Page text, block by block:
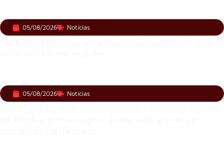
05/08/2026 Notícias
05/08/2026 Notícias